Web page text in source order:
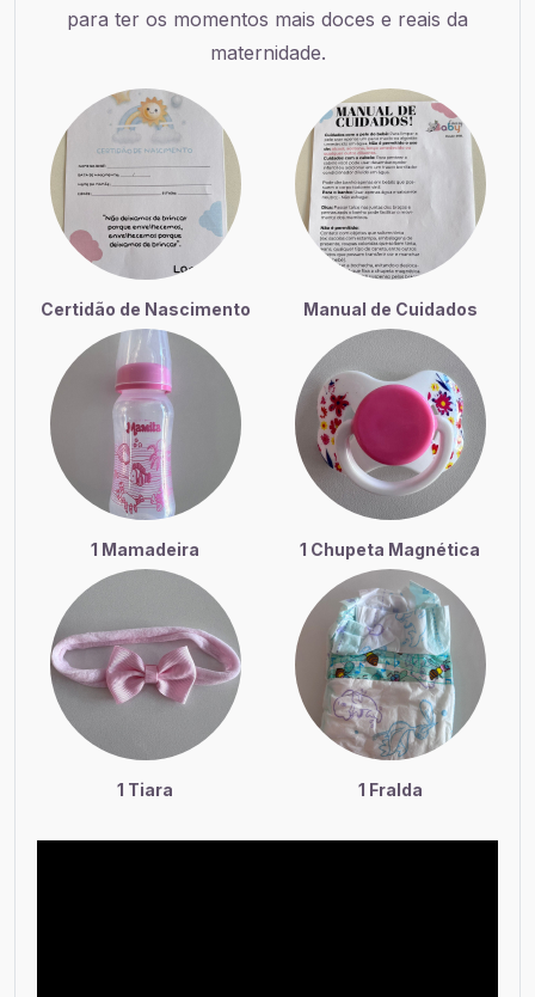
para ter os momentos mais doces e reais da
maternidade.
Certidão de Nascimento Manual de Cuidados
1 Mamadeira 1 Chupeta Magnética
1 Tiara 1 Fralda